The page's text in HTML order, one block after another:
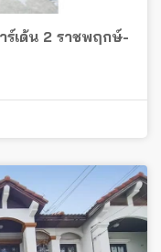
เด้น 2 ราชพฤกษ์-